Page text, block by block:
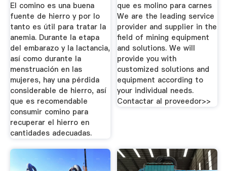
El comino es una buena
fuente de hierro y por lo
tanto es útil para tratar la
anemia. Durante la etapa
del embarazo y la lactancia,
así como durante la
menstruación en las
mujeres, hay una pérdida
considerable de hierro, así
que es recomendable
consumir comino para
recuperar el hierro en
cantidades adecuadas.
que es molino para carnes
We are the leading service
provider and supplier in the
field of mining equipment
and solutions. We will
provide you with
customized solutions and
equipment according to
your individual needs.
Contactar al proveedor>>